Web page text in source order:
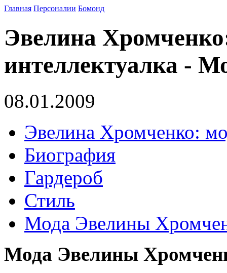
Главная Персоналии Бомонд
Эвелина
интеллектуалка -
08.01.2009
Эвелина Хромченко:
Биография
Гардероб
Стиль
Мода Эвелины
Мода Эвелины